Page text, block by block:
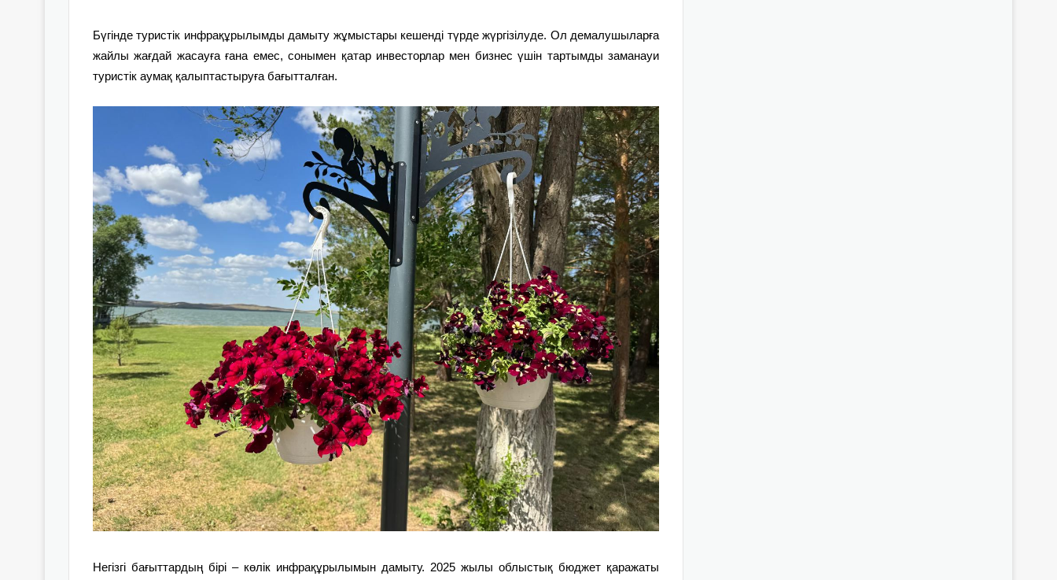
Бүгінде туристік инфрақұрылымды дамыту жұмыстары кешенді түрде жүргізілуде. Ол демалушыларға
жайлы жағдай жасауға ғана емес, сонымен қатар инвесторлар мен бизнес үшін тартымды заманауи
туристік аумақ қалыптастыруға бағытталған.
Негізгі бағыттардың бірі – көлік инфрақұрылымын дамыту. 2025 жылы облыстық бюджет қаражаты